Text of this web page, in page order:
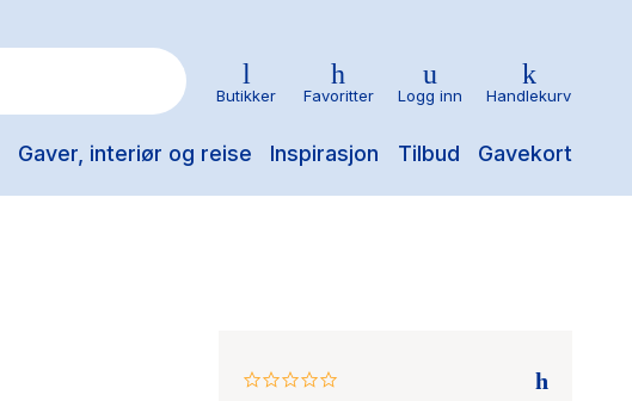
Gaver, interiør og reise Inspirasjon Tilbud Gavekort
Butikker Favoritter Logg inn Handlekurv
0.0